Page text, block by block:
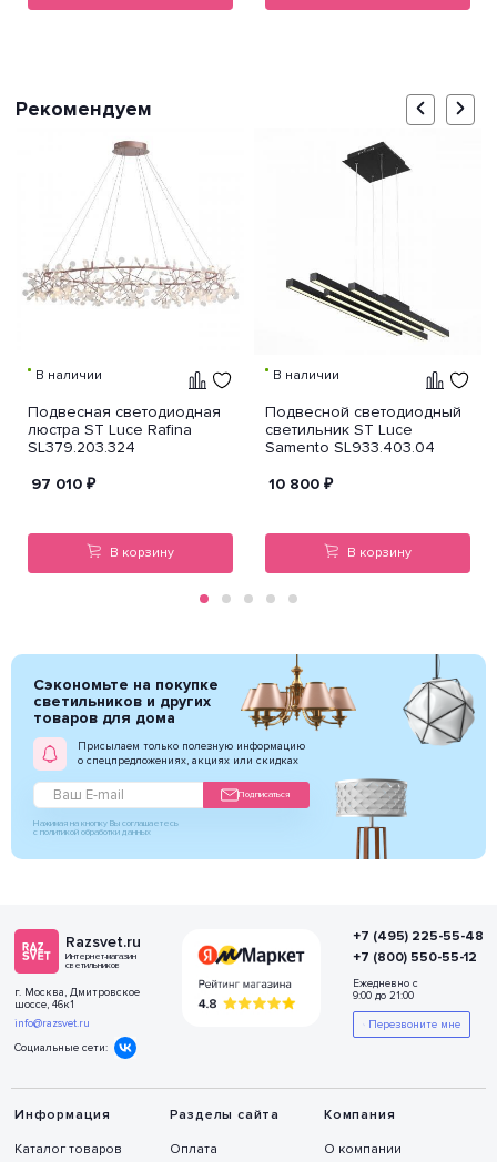
Рекомендуем
В наличии
Подвесная светодиодная
люстра ST Luce Rafina
SL379.203.324
97 010 ₽
В корзину
В наличии
Подвесной светодиодный
светильник ST Luce
Samento SL933.403.04
10 800 ₽
В корзину
Сэкономьте на покупке
светильников и других
товаров для дома
Присылаем только полезную информацию
о спецпредложениях, акциях или скидках
Подписаться
Нажимая на кнопку Вы соглашаетесь
с политикой обработки данных
Razsvet.ru
Интернет-магазин
светильников
г. Москва, Дмитровское
шоссе, 46к1
info@razsvet.ru
Социальные сети:
Информация
Каталог товаров
Разделы сайта
Оплата
Компания
О компании
+7 (495) 225-55-48
+7 (800) 550-55-12
Ежедневно с
9:00 до 21:00
Перезвоните мне